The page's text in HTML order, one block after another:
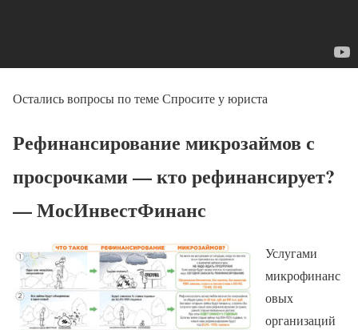
Остались вопросы по теме Спросите у юриста
Рефинансирование микрозаймов с
просрочками — кто рефинансирует?
— МосИнвестФинанс
Услугами
микрофинанс
овых
организаций